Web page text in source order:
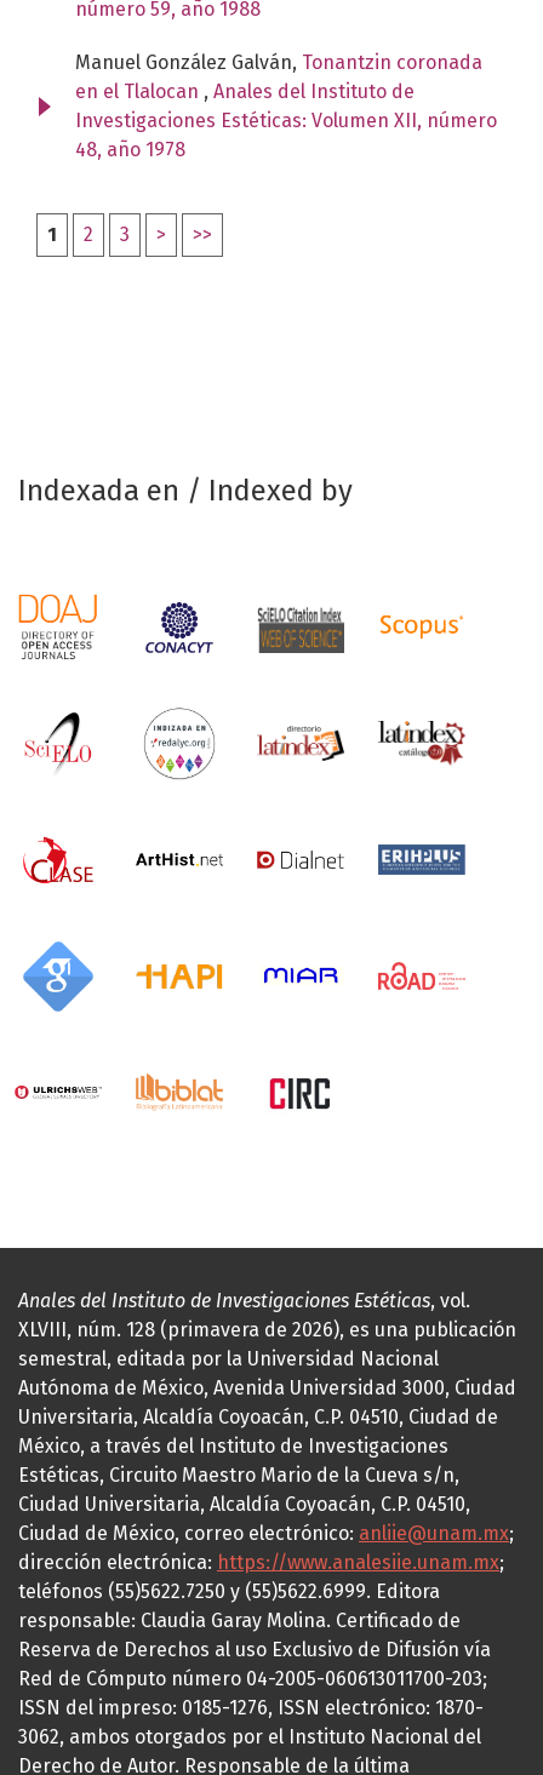
número 59, año 1988
Manuel González Galván, Tonantzin coronada
en el Tlalocan , Anales del Instituto de
Investigaciones Estéticas: Volumen XII, número
48, año 1978
1 2 3 > >>
Indexada en / Indexed by
Anales del Instituto de Investigaciones Estéticas, vol.
XLVIII, núm. 128 (primavera de 2026), es una publicación
semestral, editada por la Universidad Nacional
Autónoma de México, Avenida Universidad 3000, Ciudad
Universitaria, Alcaldía Coyoacán, C.P. 04510, Ciudad de
México, a través del Instituto de Investigaciones
Estéticas, Circuito Maestro Mario de la Cueva s/n,
Ciudad Universitaria, Alcaldía Coyoacán, C.P. 04510,
Ciudad de México, correo electrónico: anliie@unam.mx;
dirección electrónica: https://www.analesiie.unam.mx;
teléfonos (55)5622.7250 y (55)5622.6999. Editora
responsable: Claudia Garay Molina. Certificado de
Reserva de Derechos al uso Exclusivo de Difusión vía
Red de Cómputo número 04-2005-060613011700-203;
ISSN del impreso: 0185-1276, ISSN electrónico: 1870-
3062, ambos otorgados por el Instituto Nacional del
Derecho de Autor. Responsable de la última